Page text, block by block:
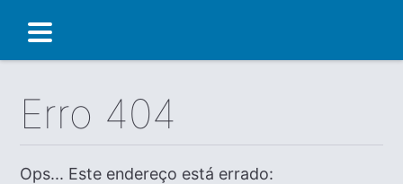
Erro 404
Ops... Este endereço está errado: